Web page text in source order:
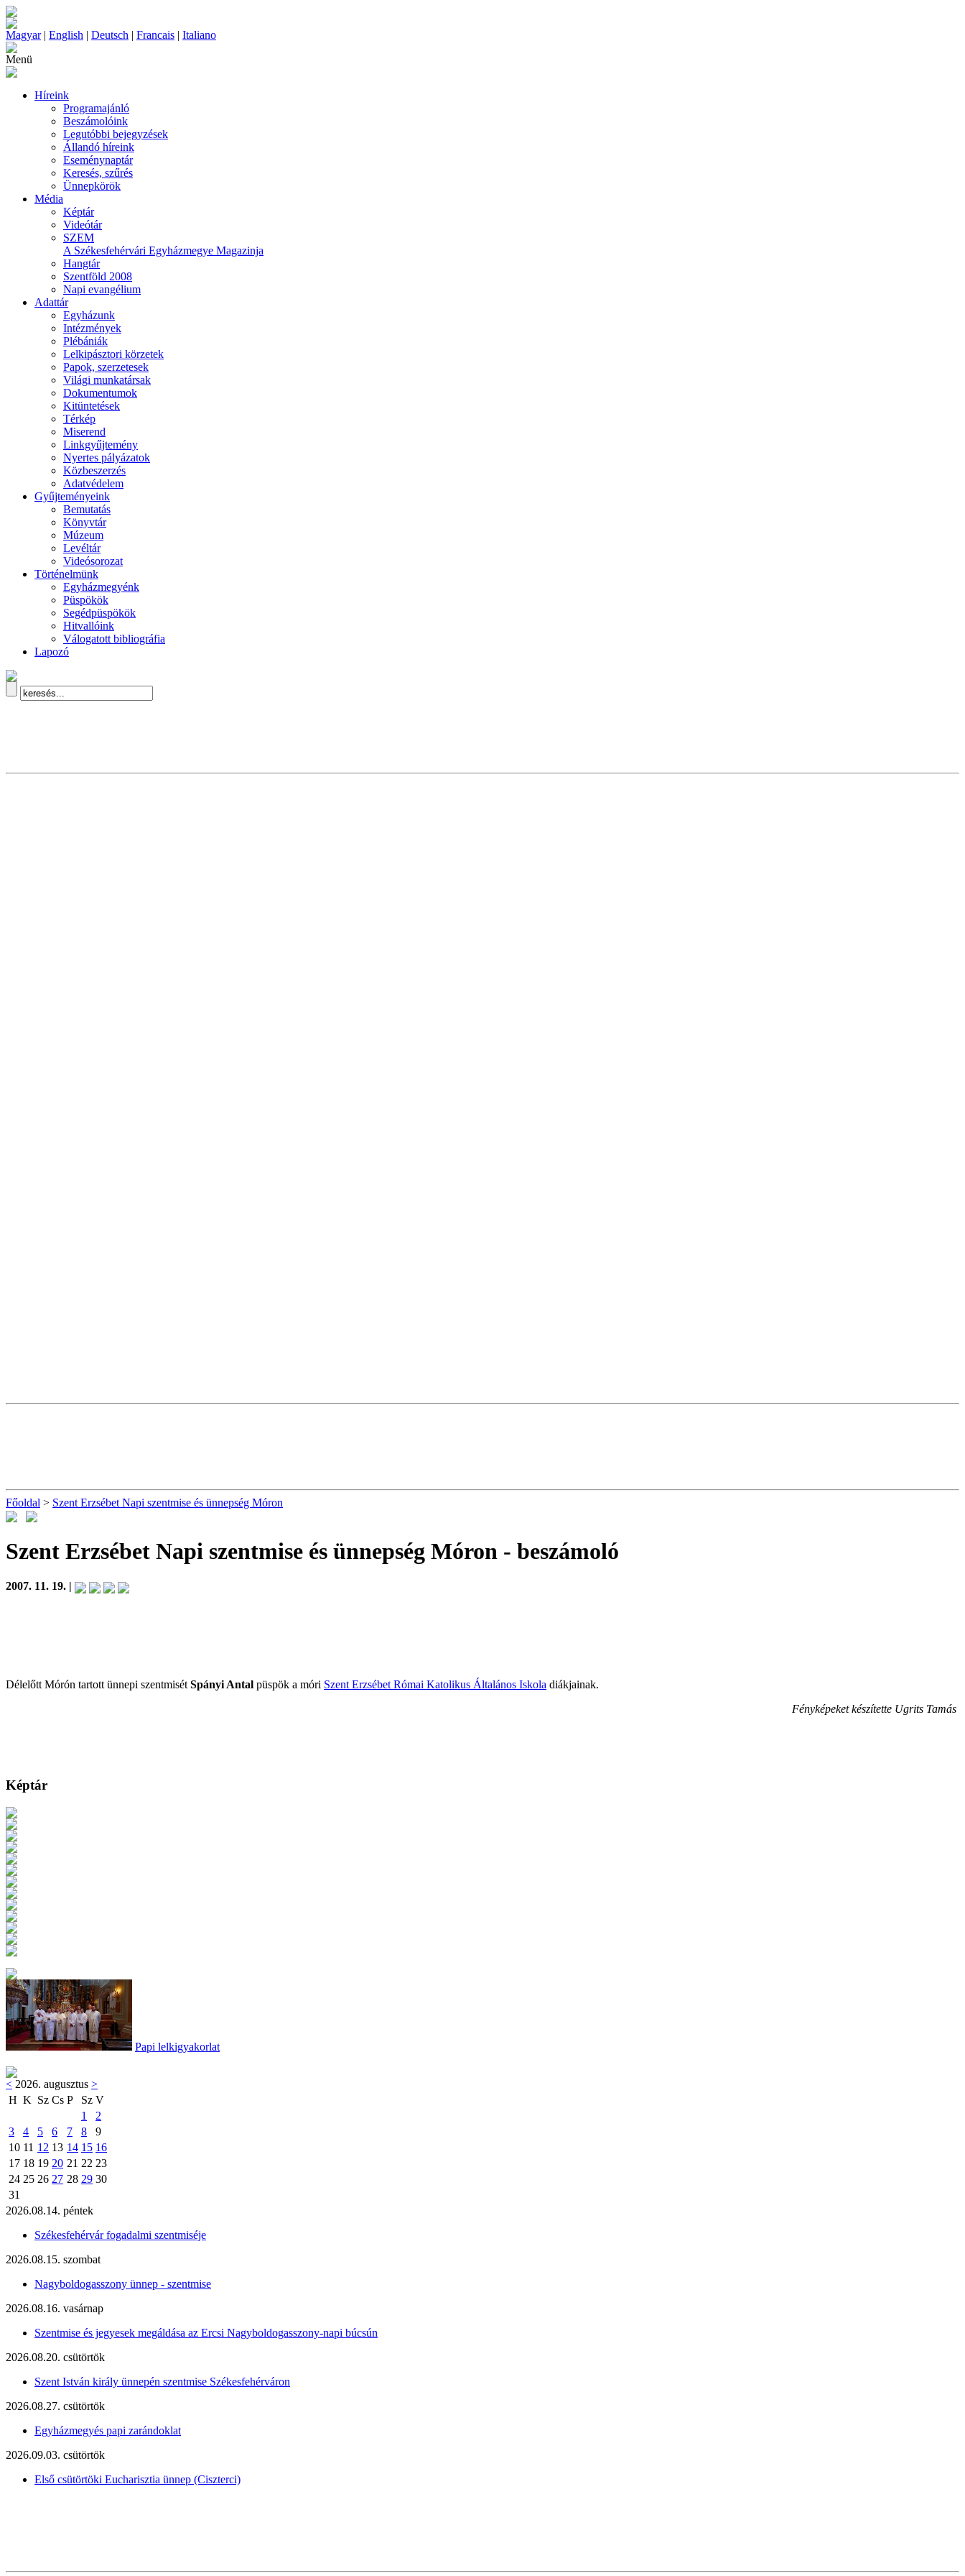
Magyar| English | Deutsch | Francais | Italiano
Menü
Híreink
Programajánló
Beszámolóink
Legutóbbi bejegyzések
Állandó híreink
Eseménynaptár
Keresés, szűrés
Ünnepkörök
Média
Képtár
Videótár
SZEM
A Székesfehérvári Egyházmegye Magazinja
Hangtár
Szentföld 2008
Napi evangélium
Adattár
Egyházunk
Intézmények
Plébániák
Lelkipásztori körzetek
Papok, szerzetesek
Világi munkatársak
Dokumentumok
Kitüntetések
Térkép
Miserend
Linkgyűjtemény
Nyertes pályázatok
Közbeszerzés
Adatvédelem
Gyűjteményeink
Bemutatás
Könyvtár
Múzeum
Levéltár
Videósorozat
Történelmünk
Egyházmegyénk
Püspökök
Segédpüspökök
Hitvallóink
Válogatott bibliográfia
Lapozó
Főoldal > Szent Erzsébet Napi szentmise és ünnepség Móron
Szent Erzsébet Napi szentmise és ünnepség Móron - beszámoló
2007. 11. 19. |
Délelőtt Mórón tartott ünnepi szentmisét Spányi Antal püspök a móri Szent Erzsébet Római Katolikus Általános Iskola diákjainak.
Fényképeket készítette Ugrits Tamás
Képtár
Papi lelkigyakorlat
< 2026. augusztus >
H K Sz Cs P Sz V
1
2
3
4 5 6 7 8
9
10 11 12 13 14 15 16
17 18 19 20 21 22 23
24 25 26 27 28 29 30
31
2026.08.14. péntek
Székesfehérvár fogadalmi szentmiséje
2026.08.15. szombat
Nagyboldogasszony ünnep - szentmise
2026.08.16. vasárnap
Szentmise és jegyesek megáldása az Ercsi Nagyboldogasszony-napi búcsún
2026.08.20. csütörtök
Szent István király ünnepén szentmise Székesfehérváron
2026.08.27. csütörtök
Egyházmegyés papi zarándoklat
2026.09.03. csütörtök
Első csütörtöki Eucharisztia ünnep (Ciszterci)